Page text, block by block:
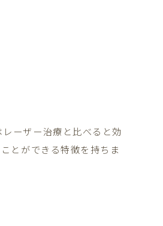
ーザー治療と比べると効
とができる特徴を持ちま